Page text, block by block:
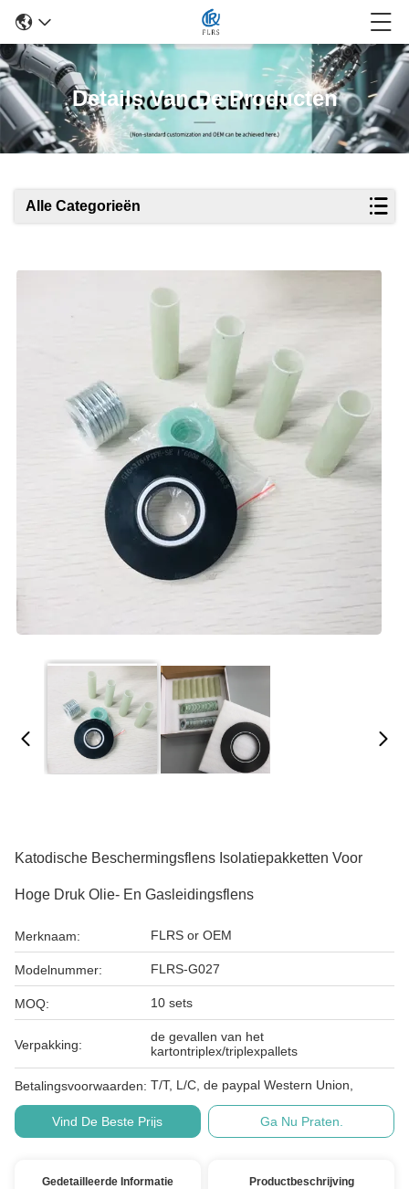
Details Van De Producten
Alle Categorieën
Katodische Beschermingsflens Isolatiepakketten Voor
Hoge Druk Olie- En Gasleidingsflens
Merknaam: FLRS or OEM
Modelnummer: FLRS-G027
MOQ: 10 sets
Verpakking:
de gevallen van het
kartontriplex/triplexpallets
Betalingsvoorwaarden: T/T, L/C, de paypal Western Union,
Vind De Beste Prijs Ga Nu Praten.
Gedetailleerde Informatie Productbeschrijving